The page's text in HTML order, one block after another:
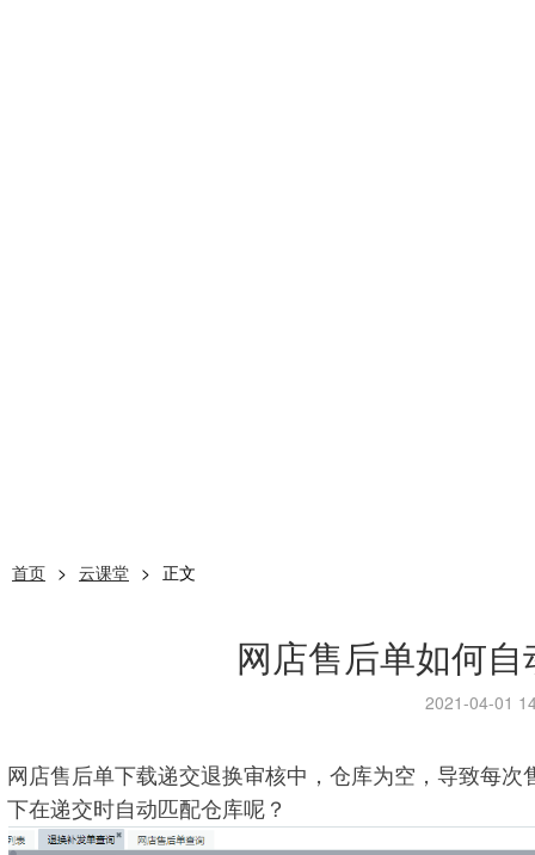
首页 > 云课堂 > 正文
网店售后单如何
2021-04-01
网店售后单下载递交退换审核中，仓库为空，导致每
下在递交时自动匹配仓库呢？